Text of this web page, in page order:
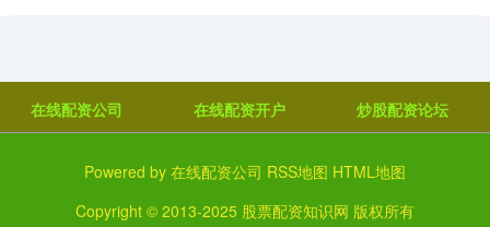
在线配资公司 在线配资开户 炒股配资论坛
Powered by 在线配资公司 RSS地图 HTML地图
Copyright © 2013-2025 股票配资知识网 版权所有